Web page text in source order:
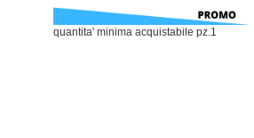
quantita' minima acquistabile pz.1